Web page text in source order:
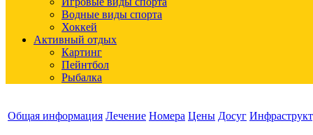
Водные виды спорта
Хоккей
Активный отдых
Картинг
Пейнтбол
Рыбалка
Общая информация Лечение Номера Цены Досуг